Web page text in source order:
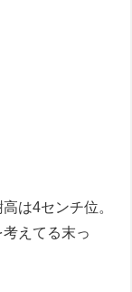
は4センチ位。
えてる末っ